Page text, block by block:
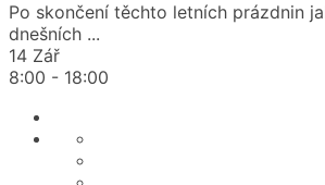
Po skončení těchto letních prázdnin
dnešních ...
14 Zář
8:00 - 18:00